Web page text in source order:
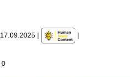
17.09.2025 | |
0